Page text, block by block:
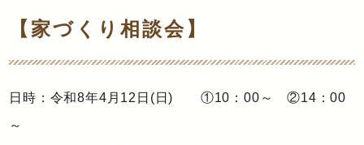
【家づくり相談会】
日時：令和8年4月12日(日) ①10：00～ ②14：00
～